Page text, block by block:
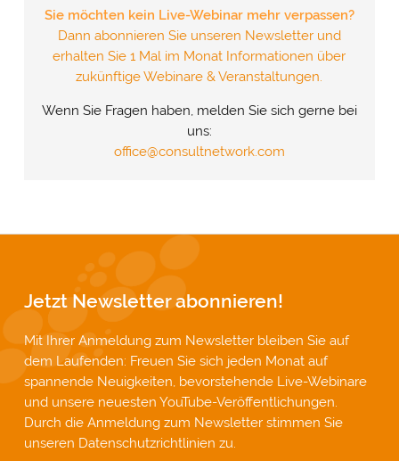
Sie möchten kein Live-Webinar mehr verpassen?
Dann abonnieren Sie unseren Newsletter und
erhalten Sie 1 Mal im Monat Informationen über
zukünftige Webinare & Veranstaltungen.
Wenn Sie Fragen haben, melden Sie sich gerne bei
uns:
office@consultnetwork.com
Jetzt Newsletter abonnieren!
Mit Ihrer Anmeldung zum Newsletter bleiben Sie auf
dem Laufenden: Freuen Sie sich jeden Monat auf
spannende Neuigkeiten, bevorstehende Live-Webinare
und unsere neuesten YouTube-Veröffentlichungen.
Durch die Anmeldung zum Newsletter stimmen Sie
unseren Datenschutzrichtlinien zu.